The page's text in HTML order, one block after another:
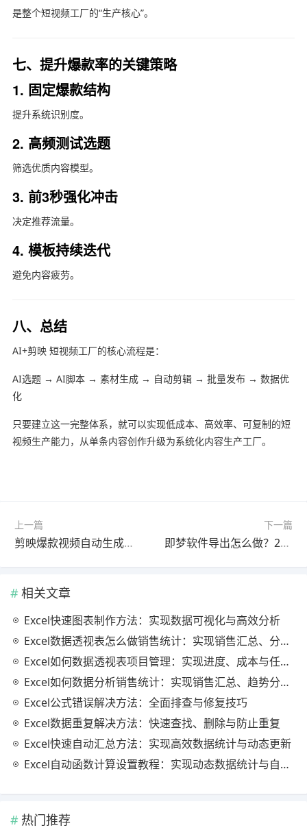
是整个短视频工厂的“生产核心”。
七、提升爆款率的关键策略
1. 固定爆款结构
提升系统识别度。
2. 高频测试选题
筛选优质内容模型。
3. 前3秒强化冲击
决定推荐流量。
4. 模板持续迭代
避免内容疲劳。
八、总结
AI+剪映短视频工厂的核心流程是：
AI选题 → AI脚本 → 素材生成 → 自动剪辑 → 批量发布 → 数据优
化
只要建立这一完整体系，就可以实现低成本、高效率、可复制的短
视频生产能力，从单条内容创作升级为系统化内容生产工厂。
上一篇
剪映爆款视频自动生成流程（2026最新版完整实战指南）
下一篇
即梦软件导出怎么做？2026最新版完整指南（最新方法）
相关文章
Excel快速图表制作方法：实现数据可视化与高效分析
Excel数据透视表怎么做销售统计：实现销售汇总、分析与动态监控
Excel如何数据透视表项目管理：实现进度、成本与任务的高效分析
Excel如何数据分析销售统计：实现销售汇总、趋势分析与业绩优化
Excel公式错误解决方法：全面排查与修复技巧
Excel数据重复解决方法：快速查找、删除与防止重复
Excel快速自动汇总方法：实现高效数据统计与动态更新
Excel自动函数计算设置教程：实现动态数据统计与自动更新
热门推荐